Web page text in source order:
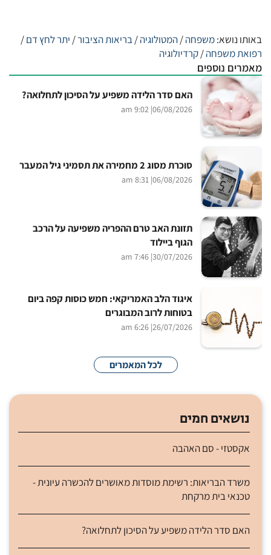
באותו נושא:משפחה/המטולוגיה/בריאות הציבור/ יתר לחץ דם/
רפואת משפחה/קרדיולוגיה
מאמרים נוספים
האם סדר הלידה משפיע על הסיכון לתחלואה?
06/08/2026
| 9:02 am
סוכרת מסוג 2 מחמירה את תסמיני גיל המעבר
06/08/2026
| 8:31 am
תזונת האב טרם ההפריה משפיעה על הרכב
הגוף ביילוד
30/07/2026
| 7:46 am
איגוד הלב האמריקאי: חמש כוסות קפה ביום
בטוחות לרוב המבוגרים
26/07/2026
| 6:26 am
לכל המאמרים
נושאים חמים
אקסטזי - סם האהבה
משרד הבריאות: רשימת מוסדות מאושרים להכשרה עיונית -
טכנאי בית מרקחת
האם סדר הלידה משפיע על הסיכון לתחלואה?